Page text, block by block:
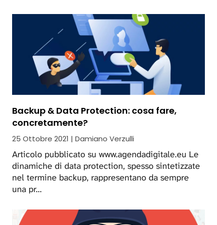
Backup & Data Protection: cosa fare,
concretamente?
25 Ottobre 2021 | Damiano Verzulli
Articolo pubblicato su www.agendadigitale.eu Le
dinamiche di data protection, spesso sintetizzate
nel termine backup, rappresentano da sempre
una pr…